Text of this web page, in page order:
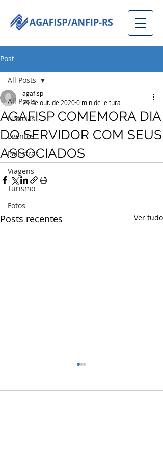
Post
All Posts
Notícias
Eventos
Palestras
Viagens
Turismo
Fotos
All Posts
AGAFISP COMEMORA DIA
DO SERVIDOR COM SEUS
ASSOCIADOS
agafisp
29 de out. de 20200 min de leitura
Posts recentes Ver tudo